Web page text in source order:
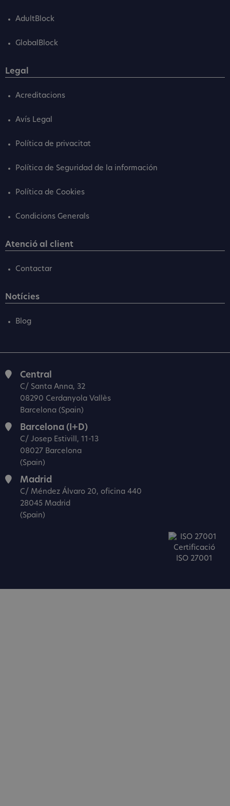
AdultBlock
GlobalBlock
Legal
Acreditacions
Avís Legal
Política de privacitat
Política de Seguridad de la información
Política de Cookies
Condicions Generals
Atenció al client
Contactar
Notícies
Blog
Central
C/ Santa Anna, 32
08290 Cerdanyola Vallès
Barcelona (Spain)
Barcelona (I+D)
C/ Josep Estivill, 11-13
08027 Barcelona
(Spain)
Madrid
C/ Méndez Álvaro 20, oficina 440
28045 Madrid
(Spain)
Certificació
ISO 27001